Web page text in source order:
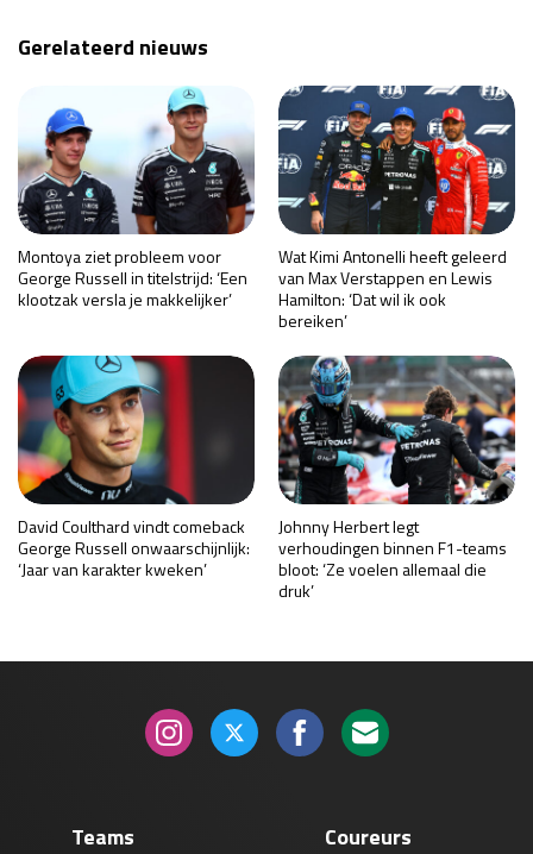
Gerelateerd nieuws
Montoya ziet probleem voor
George Russell in titelstrijd: ‘Een
klootzak versla je makkelijker’
Wat Kimi Antonelli heeft geleerd
van Max Verstappen en Lewis
Hamilton: ‘Dat wil ik ook
bereiken’
David Coulthard vindt comeback
George Russell onwaarschijnlijk:
‘Jaar van karakter kweken’
Johnny Herbert legt
verhoudingen binnen F1-teams
bloot: ‘Ze voelen allemaal die
druk’
Teams Coureurs